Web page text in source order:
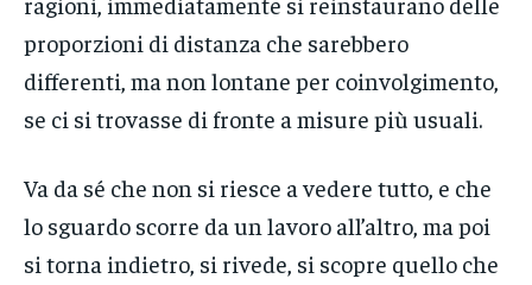
proporzioni di distanza che sarebbero
differenti, ma non lontane per coinvolgimento,
se ci si trovasse di fronte a misure più usuali.
Va da sé che non si riesce a vedere tutto, e che
lo sguardo scorre da un lavoro all’altro, ma poi
si torna indietro, si rivede, si scopre quello che